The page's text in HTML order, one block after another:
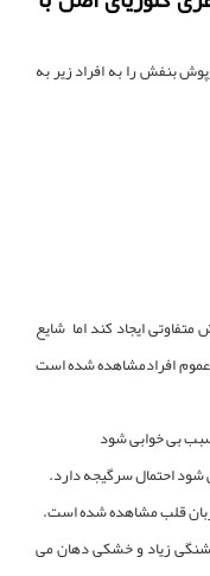
بنفش را به افراد زیر به
ایجاد کند اما شایع
افرادمشاهده شده است
بی خوابی شود
شود احتمال سرگیجه دارد.
قلب مشاهده شده است.
زیاد و خشکی دهان می